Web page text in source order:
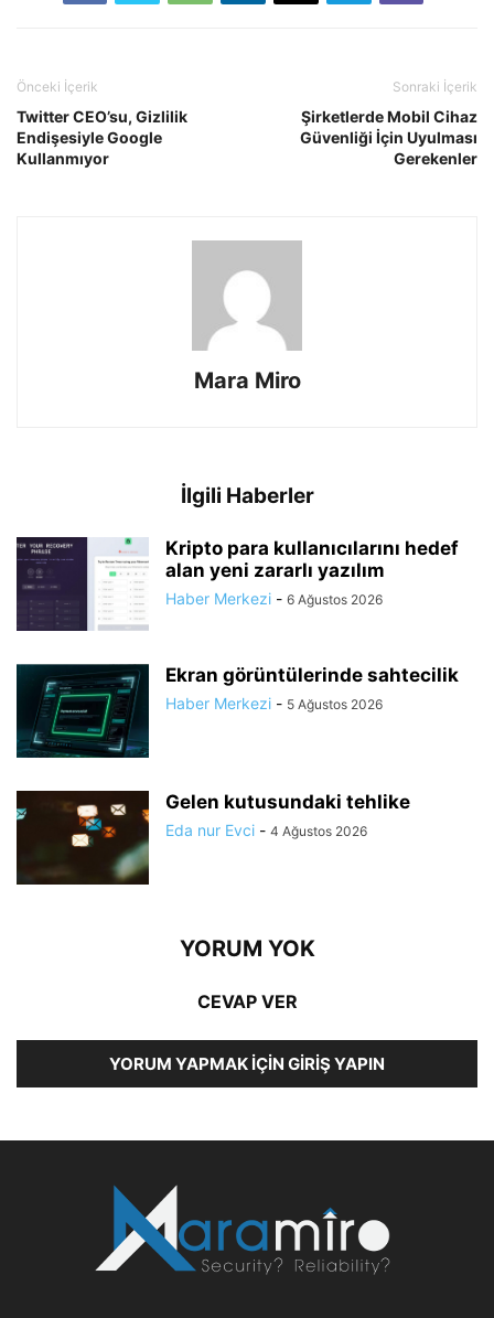
Önceki İçerik
Twitter CEO’su, Gizlilik
Endişesiyle Google
Kullanmıyor
Sonraki İçerik
Şirketlerde Mobil Cihaz
Güvenliği İçin Uyulması
Gerekenler
Mara Miro
İlgili Haberler
Kripto para kullanıcılarını hedef
alan yeni zararlı yazılım
Haber Merkezi - 6 Ağustos 2026
Ekran görüntülerinde sahtecilik
Haber Merkezi - 5 Ağustos 2026
Gelen kutusundaki tehlike
Eda nur Evci - 4 Ağustos 2026
YORUM YOK
CEVAP VER
YORUM YAPMAK İÇIN GIRIŞ YAPIN